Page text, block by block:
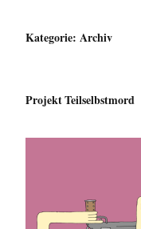
Kategorie: Archiv
Projekt Teilselbstmord